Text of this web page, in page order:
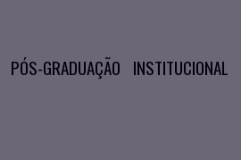
PÓS-GRADUAÇÃO INSTITUCIONAL